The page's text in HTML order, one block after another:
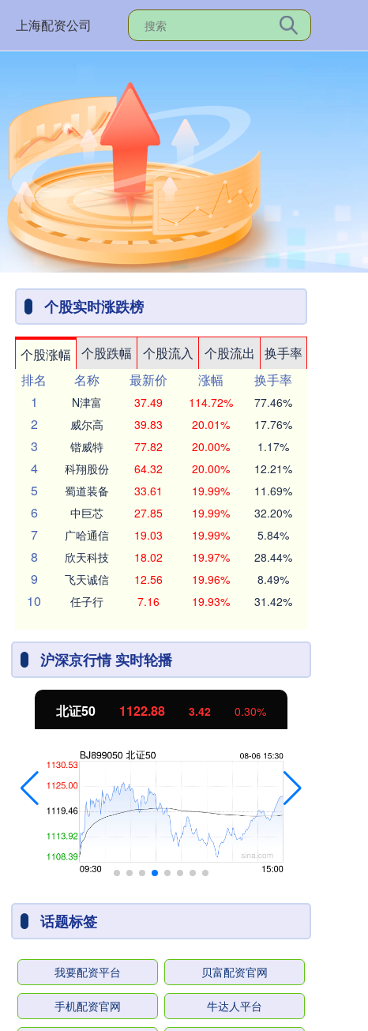
上海配资公司
个股实时涨跌榜
个股涨幅 个股跌幅 个股流入 个股流出
换手率
排名
名称 最新价 涨幅
换手率
1
N津富 37.49 114.72% 77.46%
2 威尔高 39.83 20.01% 17.76%
3 锴威特 77.82 20.00% 1.17%
4 科翔股份 64.32 20.00% 12.21%
5 蜀道装备 33.61 19.99% 11.69%
6 中巨芯 27.85 19.99% 32.20%
7 广哈通信 19.03 19.99% 5.84%
8 欣天科技 18.02 19.97% 28.44%
9 飞天诚信 12.56 19.96% 8.49%
10 任子行 7.16 19.93% 31.42%
沪深京行情 实时轮播
北证50 1122.88 3.42 0.30%
话题标签
我要配资平台 贝富配资官网
手机配资官网 牛达人平台